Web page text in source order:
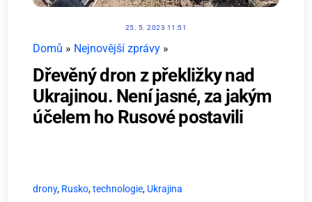
25. 5. 2023 11:51
Domů » Nejnovější zprávy »
Dřevěný dron z překližky nad
Ukrajinou. Není jasné, za jakým
účelem ho Rusové postavili
drony, Rusko,technologie, Ukrajina